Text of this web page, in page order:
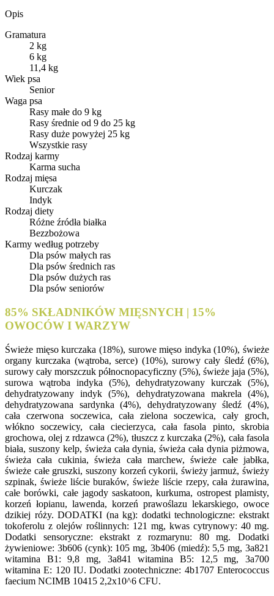
Opis
Gramatura
2 kg
6 kg
11,4 kg
Wiek psa
Senior
Waga psa
Rasy małe do 9 kg
Rasy średnie od 9 do 25 kg
Rasy duże powyżej 25 kg
Wszystkie rasy
Rodzaj karmy
Karma sucha
Rodzaj mięsa
Kurczak
Indyk
Rodzaj diety
Różne źródła białka
Bezzbożowa
Karmy według potrzeby
Dla psów małych ras
Dla psów średnich ras
Dla psów dużych ras
Dla psów seniorów
85% SKŁADNIKÓW MIĘSNYCH | 15%
OWOCÓW I WARZYW
Świeże mięso kurczaka (18%), surowe mięso indyka (10%), świeże
organy kurczaka (wątroba, serce) (10%), surowy cały śledź (6%),
surowy cały morszczuk północnopacyficzny (5%), świeże jaja (5%),
surowa wątroba indyka (5%), dehydratyzowany kurczak (5%),
dehydratyzowany indyk (5%), dehydratyzowana makrela (4%),
dehydratyzowana sardynka (4%), dehydratyzowany śledź (4%),
cała czerwona soczewica, cała zielona soczewica, cały groch,
włókno soczewicy, cała ciecierzyca, cała fasola pinto, skrobia
grochowa, olej z rdzawca (2%), tłuszcz z kurczaka (2%), cała fasola
biała, suszony kelp, świeża cała dynia, świeża cała dynia piżmowa,
świeża cała cukinia, świeża cała marchew, świeże całe jabłka,
świeże całe gruszki, suszony korzeń cykorii, świeży jarmuż, świeży
szpinak, świeże liście buraków, świeże liście rzepy, cała żurawina,
całe borówki, całe jagody saskatoon, kurkuma, ostropest plamisty,
korzeń łopianu, lawenda, korzeń prawoślazu lekarskiego, owoce
dzikiej róży. DODATKI (na kg): dodatki technologiczne: ekstrakt
tokoferolu z olejów roślinnych: 121 mg, kwas cytrynowy: 40 mg.
Dodatki sensoryczne: ekstrakt z rozmarynu: 80 mg. Dodatki
żywieniowe: 3b606 (cynk): 105 mg, 3b406 (miedź): 5,5 mg, 3a821
witamina B1: 9,8 mg, 3a841 witamina B5: 12,5 mg, 3a700
witamina E: 120 IU. Dodatki zootechniczne: 4b1707 Enterococcus
faecium NCIMB 10415 2,2x10^6 CFU.